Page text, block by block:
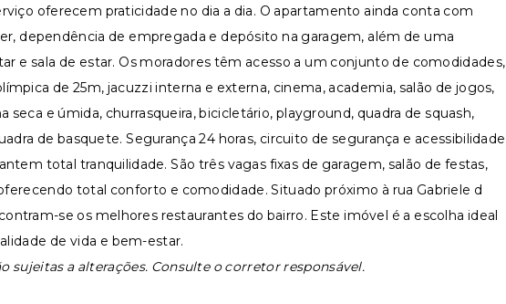
oferecem praticidade no dia a dia. O apartamento ainda conta com
dependência de empregada e depósito na garagem, além de uma
e sala de estar. Os moradores têm acesso a um conjunto de comodidades,
de 25m, jacuzzi interna e externa, cinema, academia, salão de jogos,
seca e úmida, churrasqueira, bicicletário, playground, quadra de squash,
de basquete. Segurança 24 horas, circuito de segurança e acessibilidade
total tranquilidade. São três vagas fixas de garagem, salão de festas,
total conforto e comodidade. Situado próximo à rua Gabriele d
se os melhores restaurantes do bairro. Este imóvel é a escolha ideal
de vida e bem-estar.
sujeitas a alterações. Consulte o corretor responsável.